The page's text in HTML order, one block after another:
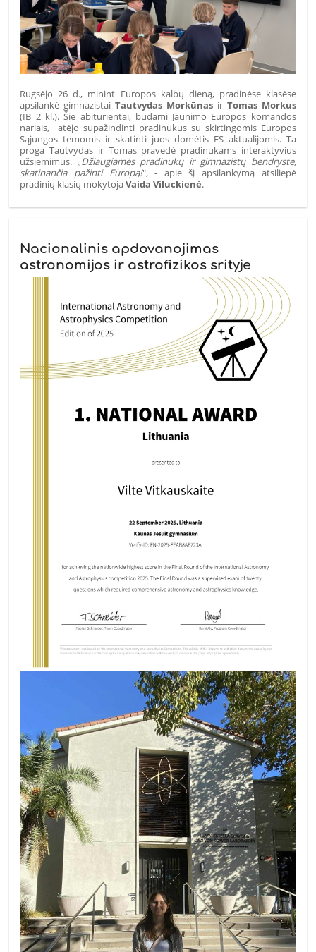
Rugsėjo 26 d., minint Europos kalbų dieną, pradinėse klasėse
apsilankė gimnazistaiTautvydas Morkūnas ir Tomas Morkus
(IB 2 kl.). Šie abiturientai, būdami Jaunimo Europos komandos
nariais, atėjo supažindinti pradinukus su skirtingomis Europos
Sąjungos temomis ir skatinti juos domėtis ES aktualijomis. Ta
proga Tautvydas ir Tomas pravedė pradinukams interaktyvius
užsiėmimus. „Džiaugiamės pradinukų ir gimnazistų bendryste,
skatinančia pažinti Europą!", - apie šį apsilankymą atsiliepė
pradinių klasių mokytojaVaida Viluckienė.
Nacionalinis apdovanojimas
astronomijos ir astrofizikos srityje